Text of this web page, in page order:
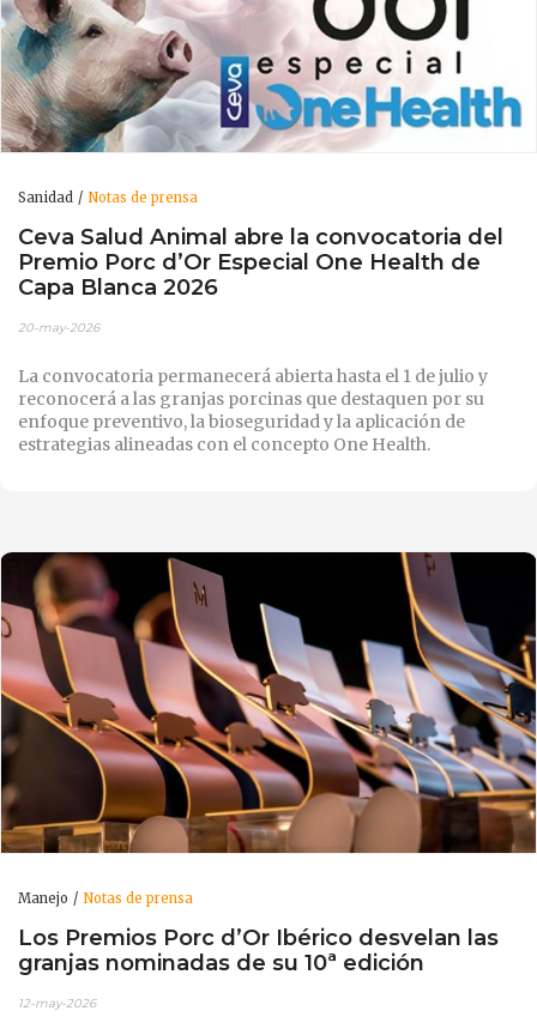
Sanidad Notas de prensa
Ceva Salud Animal abre la convocatoria del
Premio Porc d’Or Especial One Health de
Capa Blanca 2026
20-may-2026
La convocatoria permanecerá abierta hasta el 1 de julio y
reconocerá a las granjas porcinas que destaquen por su
enfoque preventivo, la bioseguridad y la aplicación de
estrategias alineadas con el concepto One Health.
Manejo Notas de prensa
Los Premios Porc d’Or Ibérico desvelan las
granjas nominadas de su 10ª edición
12-may-2026